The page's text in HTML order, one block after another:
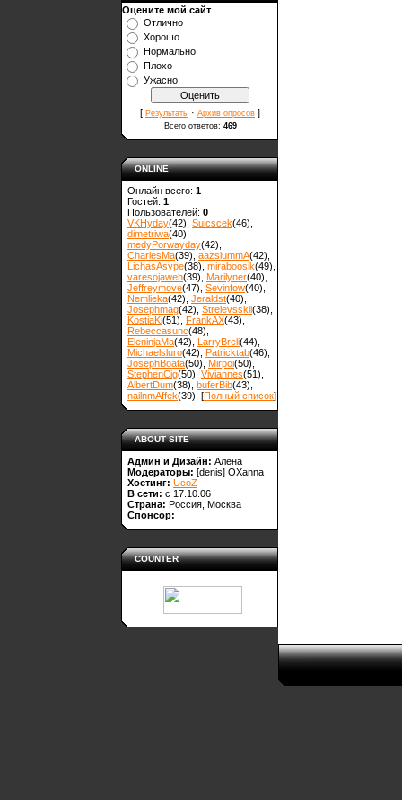
Оцените мой сайт
Отлично
Хорошо
Нормально
Плохо
Ужасно
[ Результаты · Архив опросов ]
Всего ответов: 469
ONLINE
Онлайн всего: 1
Гостей: 1
Пользователей: 0
VKHyday(42) Suicscek(46)
dimetriwa(40)
medyPorwayday(42)
CharlesMa(39) aazslummA(42)
LichasAsype(38) miraboosik(49)
varesojaweh(39) Marilyner(40)
Jeffreymove(47) Sevinfow(40)
Nemlieka(42) Jeraldst(40)
Josephmag(42) Strelevsskii(38)
KostiaKi(51) FrankAX(43)
Rebeccasunc(48)
EleninjaMa(42) LarryBreli(44)
Michaelsluro(42) Patricktab(46)
JosephBoata(50) Mirpoi(50)
StephenCig(50) Viviannes(51)
AlbertDum(38) buferBib(43)
nailnmAffek(39) , [Полный список]
ABOUT SITE
Админ и Дизайн: Алена
Модераторы: [denis] OXanna
Хостинг: UcoZ
В сети: с 17.10.06
Страна: Россия, Москва
Спонсор:
COUNTER